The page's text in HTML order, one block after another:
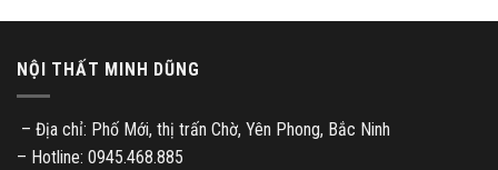
NỘI THẤT MINH DŨNG
– Địa chỉ: Phố Mới, thị trấn Chờ, Yên Phong, Bắc Ninh
– Hotline: 0945.468.885